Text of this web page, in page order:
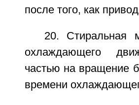
после того, как
20. Стиральная
охлаждающего
частью на вращение
времени